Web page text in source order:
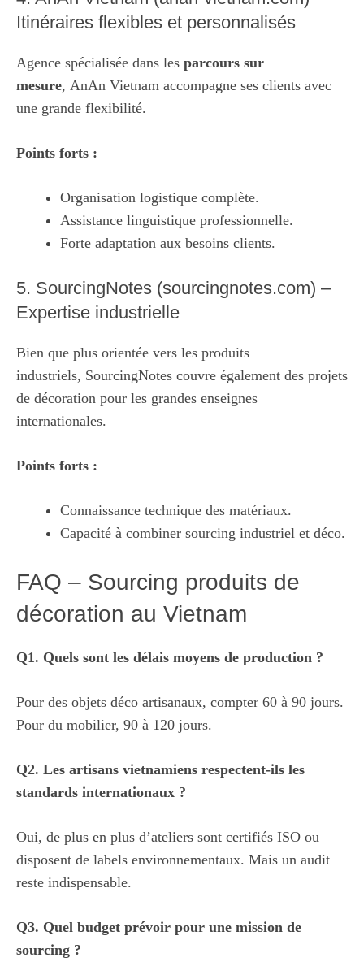
Itinéraires flexibles et personnalisés
Agence spécialisée dans les parcours sur
mesure, AnAn Vietnam accompagne ses clients avec
une grande flexibilité.
Points forts :
Organisation logistique complète.
Assistance linguistique professionnelle.
Forte adaptation aux besoins clients.
5. SourcingNotes (sourcingnotes.com) –
Expertise industrielle
Bien que plus orientée vers les produits
industriels, SourcingNotes couvre également des projets
de décoration pour les grandes enseignes
internationales.
Points forts :
Connaissance technique des matériaux.
Capacité à combiner sourcing industriel et déco.
FAQ – Sourcing produits de
décoration au Vietnam
Q1. Quels sont les délais moyens de production ?
Pour des objets déco artisanaux, compter 60 à 90 jours.
Pour du mobilier, 90 à 120 jours.
Q2. Les artisans vietnamiens respectent-ils les
standards internationaux ?
Oui, de plus en plus d’ateliers sont certifiés ISO ou
disposent de labels environnementaux. Mais un audit
reste indispensable.
Q3. Quel budget prévoir pour une mission de
sourcing ?